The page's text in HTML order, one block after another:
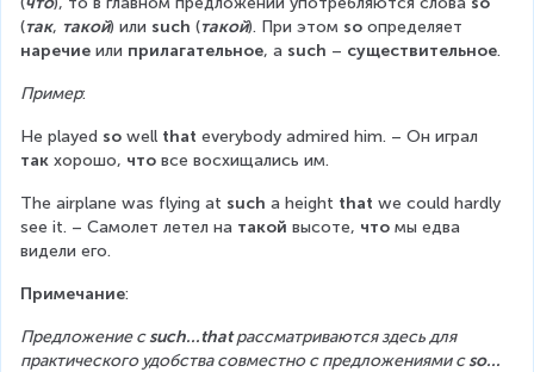
(так, такой) или such (такой). При этом so определяет
наречие или прилагательное, а such – существительное.
Пример:
He played so well that everybody admired him. – Он играл
так хорошо, что все восхищались им.
The airplane was flying at such a height that we could hardly
see it. – Самолет летел на такой высоте, что мы едва
видели его.
Примечание:
Предложение с such…that рассматриваются здесь для
практического удобства совместно с предложениями с so…